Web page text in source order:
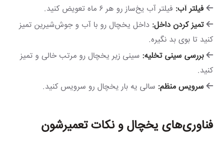
فیلتر آب: فیلتر آب یخ‌ساز رو هر ۶ ماه تعویض کنید.
تمیز کردن داخل: داخل یخچال رو با آب و جوش‌شیرین تمیز
کنید تا بوی بد نگیره.
بررسی سینی تخلیه: سینی زیر یخچال رو مرتب خالی و تمیز
کنید.
سرویس منظم: سالی یه بار یخچال رو سرویس کنید.
فناوری‌های یخچال و نکات تعمیرشون